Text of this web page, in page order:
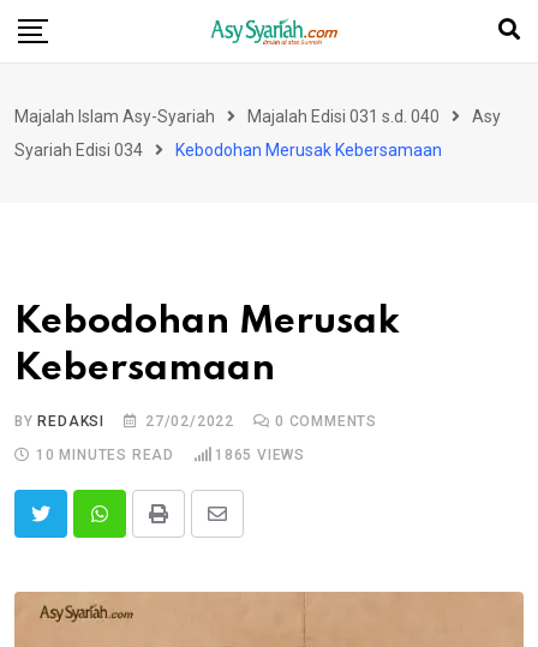
Skip
Majalah Islam Asy-Syariah Majalah Edisi 031 s.d. 040
Asy
Syariah Edisi 034
Kebodohan Merusak Kebersamaan
Kebodohan Merusak
Kebersamaan
BYREDAKSI 27/02/2022 0 COMMENTS
10 MINUTES READ
1865 VIEWS
Print
Share
Email